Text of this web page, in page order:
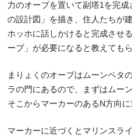
力のオーブを置いて副塔1を完
の設計図」を描き、住人たちが
ホッホに話しかけると完成させ
ーブ」が必要になると教えてもら
まりょくのオーブはムーンペタ
ラの門にあるので、まずはムー
そこからマーカーのあるN方向に
マーカーに近づくとマリンスラ